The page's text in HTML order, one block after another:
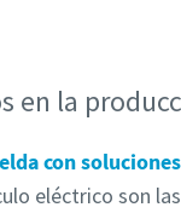
en la
con
eléctrico son